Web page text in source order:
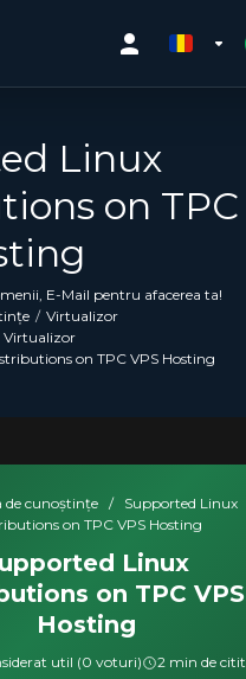
Linux
on TPC
E-Mail pentru afacerea ta!
Virtualizor
Virtualizor
on TPC VPS Hosting
de cunoștințe /
Supported Linux
on TPC VPS Hosting
Linux
on TPC VPS
Hosting
util (0 voturi) 2 min de citit